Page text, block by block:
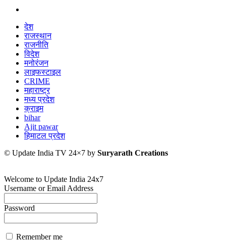
देश
राजस्थान
राजनीति
विदेश
मनोरंजन
लाइफस्टाइल
CRIME
महाराष्ट्र
मध्य प्रदेश
क्राइम
bihar
Ajit pawar
हिमाटल प्रदेश
© Update India TV 24×7 by Suryarath Creations
Welcome to Update India 24x7
Username or Email Address
Password
Remember me